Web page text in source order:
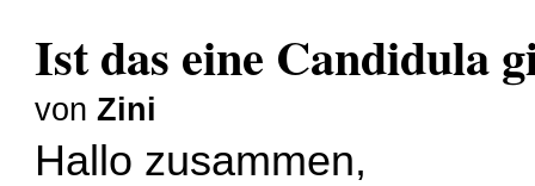
Ist das eine Candidula
vonZini
Hallo zusammen,